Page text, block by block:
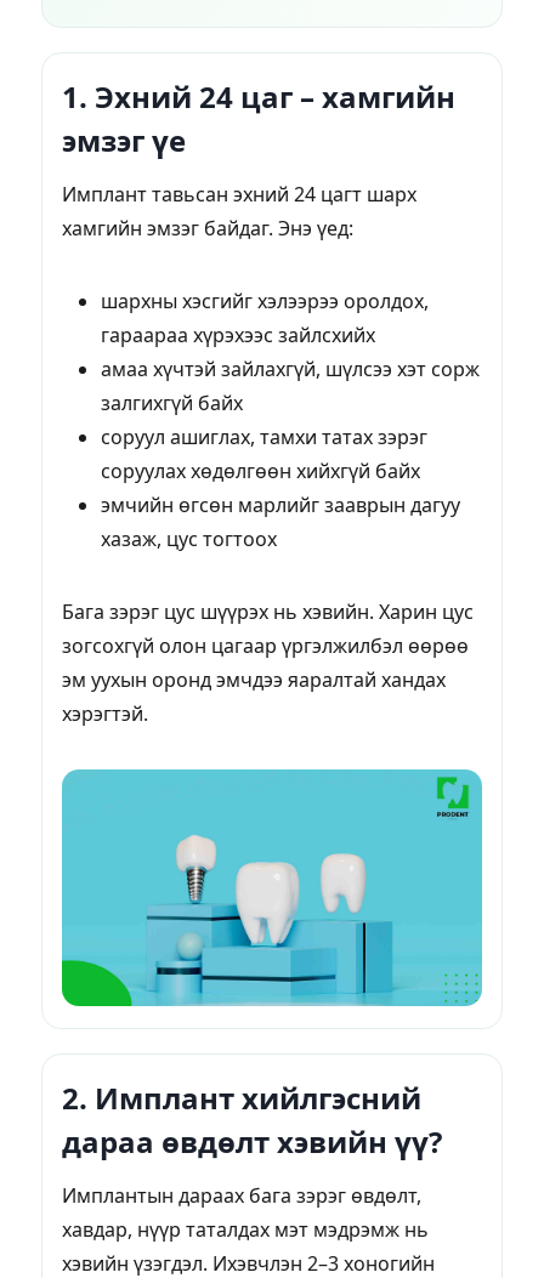
1. Эхний 24 цаг – хамгийн
эмзэг үе
Имплант тавьсан эхний 24 цагт шарх
хамгийн эмзэг байдаг. Энэ үед:
шархны хэсгийг хэлээрээ оролдох,
гараараа хүрэхээс зайлсхийх
амаа хүчтэй зайлахгүй, шүлсээ хэт сорж
залгихгүй байх
соруул ашиглах, тамхи татах зэрэг
соруулах хөдөлгөөн хийхгүй байх
эмчийн өгсөн марлийг зааврын дагуу
хазаж, цус тогтоох
Бага зэрэг цус шүүрэх нь хэвийн. Харин цус
зогсохгүй олон цагаар үргэлжилбэл өөрөө
эм уухын оронд эмчдээ яаралтай хандах
хэрэгтэй.
2. Имплант хийлгэсний
дараа өвдөлт хэвийн үү?
Имплантын дараах бага зэрэг өвдөлт,
хавдар, нүүр таталдах мэт мэдрэмж нь
хэвийн үзэгдэл. Ихэвчлэн 2–3 хоногийн